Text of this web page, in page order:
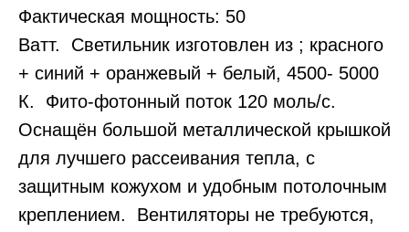
Фактическая мощность: 50
Ватт. Светильник изготовлен из ; красного
+ синий + оранжевый + белый, 4500- 5000
К. Фито-фотонный поток 120 моль/c.
Оснащён большой металлической крышкой
для лучшего рассеивания тепла, с
защитным кожухом и удобным потолочным
креплением. Вентиляторы не требуются,